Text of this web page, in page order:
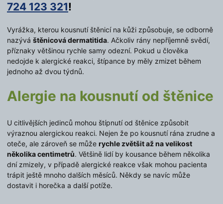
724 123 321!
Vyrážka, kterou kousnutí štěnicí na kůži způsobuje, se odborně
nazývá štěnicová dermatitida. Ačkoliv rány nepříjemně svědí,
příznaky většinou rychle samy odezní. Pokud u člověka
nedojde k alergické reakci, štípance by měly zmizet během
jednoho až dvou týdnů.
Alergie na kousnutí od štěnice
U citlivějších jedinců mohou štípnutí od štěnice způsobit
výraznou alergickou reakci. Nejen že po kousnutí rána zrudne a
oteče, ale zároveň se může rychle zvětšit až na velikost
několika centimetrů. Většině lidí by kousance během několika
dní zmizely, v případě alergické reakce však mohou pacienta
trápit ještě mnoho dalších měsíců. Někdy se navíc může
dostavit i horečka a další potíže.